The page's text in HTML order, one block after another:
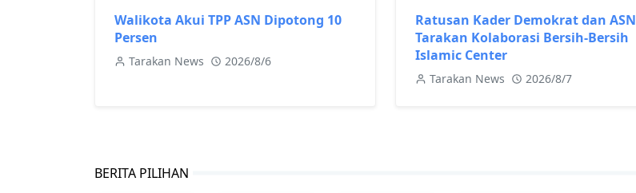
Walikota Akui TPP ASN Dipotong 10
Persen
Tarakan News 2026/8/6
Ratusan Kader Demokrat dan ASN
Tarakan Kolaborasi Bersih-Bersih
Islamic Center
Tarakan News 2026/8/7
BERITA PILIHAN